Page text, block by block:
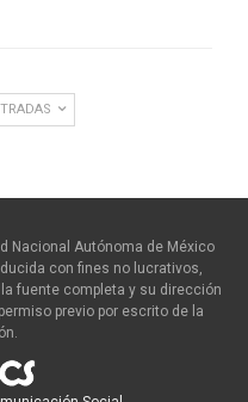
Nacional Autónoma de México
con fines no lucrativos,
fuente completa y su dirección
previo por escrito de la